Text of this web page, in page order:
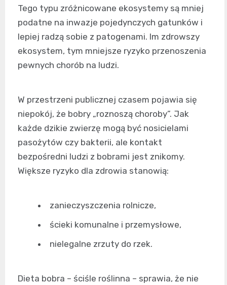
Tego typu zróżnicowane ekosystemy są mniej
podatne na inwazje pojedynczych gatunków i
lepiej radzą sobie z patogenami. Im zdrowszy
ekosystem, tym mniejsze ryzyko przenoszenia
pewnych chorób na ludzi.
W przestrzeni publicznej czasem pojawia się
niepokój, że bobry „roznoszą choroby”. Jak
każde dzikie zwierzę mogą być nosicielami
pasożytów czy bakterii, ale kontakt
bezpośredni ludzi z bobrami jest znikomy.
Większe ryzyko dla zdrowia stanowią:
zanieczyszczenia rolnicze,
ścieki komunalne i przemysłowe,
nielegalne zrzuty do rzek.
Dieta bobra – ściśle roślinna – sprawia, że nie